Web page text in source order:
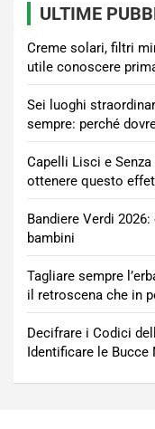
ULTIME
Creme solari, filtri
utile conoscere
Sei luoghi
sempre: perché
Capelli Lisci e
ottenere questo
Bandiere Verdi
bambini
Tagliare sempre
il retroscena che in
Decifrare i Codici
Identificare le